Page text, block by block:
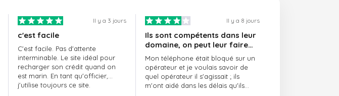
Il y a 3 jours
c'est facile
C'est facile. Pas d'attente
interminable. Le site idéal pour
recharger son crédit quand on
est marin. En tant qu'officier,
j'utilise toujours ce site.
Il y a 8 jours
Ils sont compétents dans leur
domaine, on peut leur faire
confiance et ils sont toujours
ponctuels
Mon téléphone était bloqué sur un
opérateur et je voulais savoir de
quel opérateur il s'agissait ; ils
m'ont aidé dans les délais qu'ils